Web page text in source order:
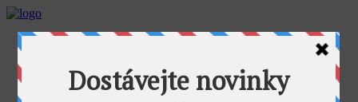
AKTUALITY